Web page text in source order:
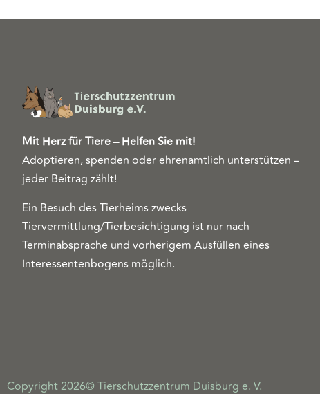
Mit Herz für Tiere – Helfen Sie mit!
Adoptieren, spenden oder ehrenamtlich unterstützen –
jeder Beitrag zählt!
Ein Besuch des Tierheims zwecks
Tiervermittlung/Tierbesichtigung ist nur nach
Terminabsprache und vorherigem Ausfüllen eines
Interessentenbogens möglich.
Copyright 2026© Tierschutzzentrum Duisburg e. V.